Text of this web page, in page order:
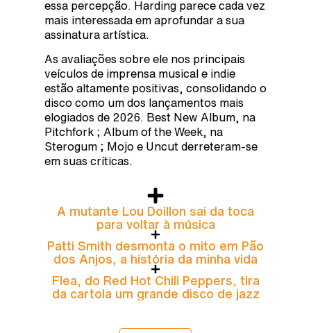
essa percepção. Harding parece cada vez
mais interessada em aprofundar a sua
assinatura artística.
As avaliações sobre ele nos principais
veículos de imprensa musical e indie
estão altamente positivas, consolidando o
disco como um dos lançamentos mais
elogiados de 2026. Best New Album, na
Pitchfork ; Album of the Week, na
Sterogum ; Mojo e Uncut derreteram-se
em suas críticas.
A mutante Lou Doillon sai da toca
para voltar à música
Patti Smith desmonta o mito em Pão
dos Anjos, a história da minha vida
Flea, do Red Hot Chili Peppers, tira
da cartola um grande disco de jazz